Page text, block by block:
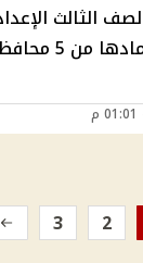
المحافظات
2
3